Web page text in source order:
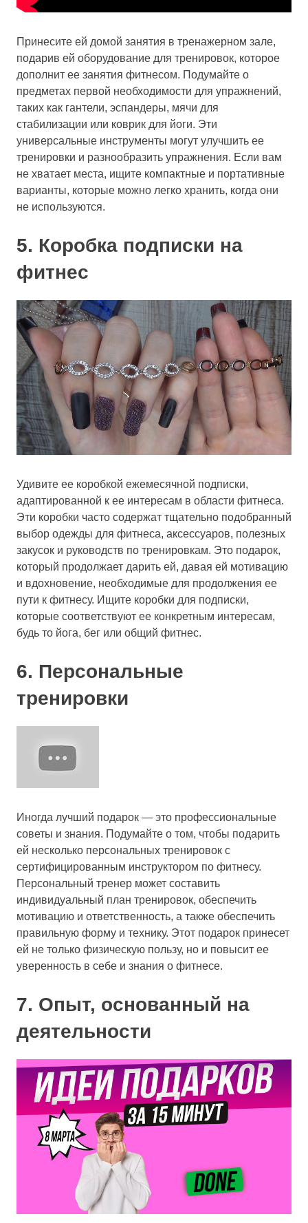
Принесите ей домой занятия в тренажерном зале,
подарив ей оборудование для тренировок, которое
дополнит ее занятия фитнесом. Подумайте о
предметах первой необходимости для упражнений,
таких как гантели, эспандеры, мячи для
стабилизации или коврик для йоги. Эти
универсальные инструменты могут улучшить ее
тренировки и разнообразить упражнения. Если вам
не хватает места, ищите компактные и портативные
варианты, которые можно легко хранить, когда они
не используются.
5. Коробка подписки на
фитнес
Удивите ее коробкой ежемесячной подписки,
адаптированной к ее интересам в области фитнеса.
Эти коробки часто содержат тщательно подобранный
выбор одежды для фитнеса, аксессуаров, полезных
закусок и руководств по тренировкам. Это подарок,
который продолжает дарить ей, давая ей мотивацию
и вдохновение, необходимые для продолжения ее
пути к фитнесу. Ищите коробки для подписки,
которые соответствуют ее конкретным интересам,
будь то йога, бег или общий фитнес.
6. Персональные
тренировки
Иногда лучший подарок — это профессиональные
советы и знания. Подумайте о том, чтобы подарить
ей несколько персональных тренировок с
сертифицированным инструктором по фитнесу.
Персональный тренер может составить
индивидуальный план тренировок, обеспечить
мотивацию и ответственность, а также обеспечить
правильную форму и технику. Этот подарок принесет
ей не только физическую пользу, но и повысит ее
уверенность в себе и знания о фитнесе.
7. Опыт, основанный на
деятельности